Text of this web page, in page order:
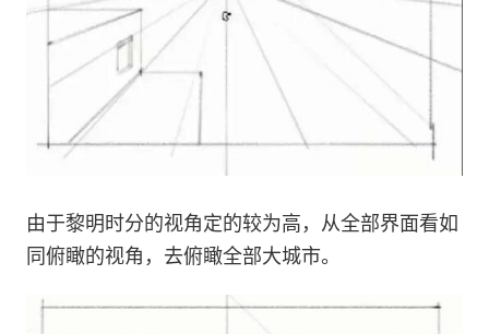
由于黎明时分的视角定的较为高，从全部界面看如
同俯瞰的视角，去俯瞰全部大城市。